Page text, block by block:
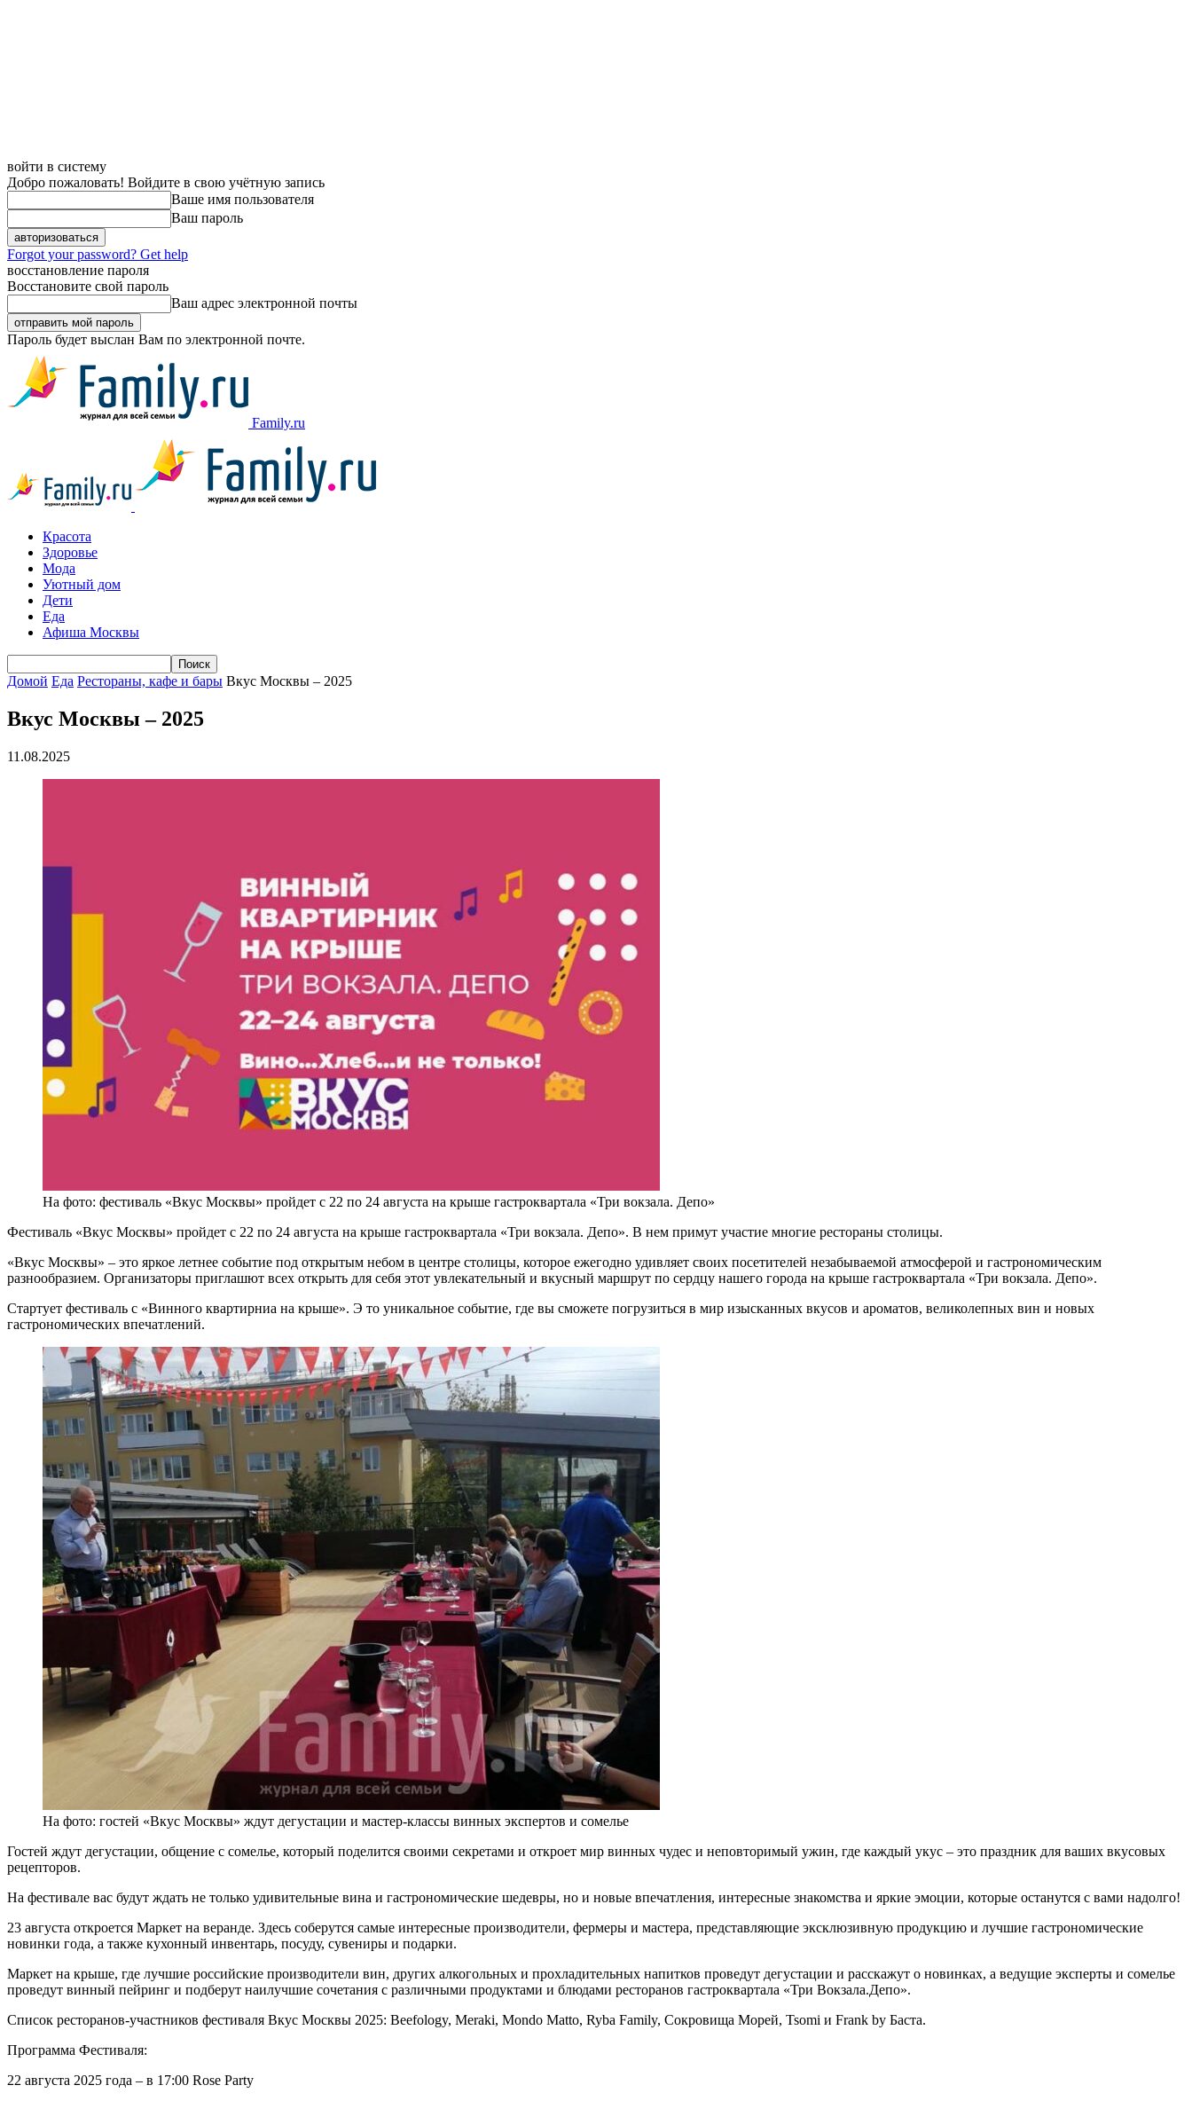
войти в систему
Добро пожаловать! Войдите в свою учётную запись
Ваше имя пользователя
Ваш пароль
Forgot your password? Get help
восстановление пароля
Восстановите свой пароль
Ваш адрес электронной почты
Пароль будет выслан Вам по электронной почте.
Family.ru
Красота
Здоровье
Мода
Уютный дом
Дети
Еда
Афиша Москвы
Домой Еда Рестораны, кафе и бары Вкус Москвы – 2025
Вкус Москвы – 2025
11.08.2025
На фото: фестиваль «Вкус Москвы» пройдет с 22 по 24 августа на крыше гастроквартала «Три вокзала. Депо»
Фестиваль «Вкус Москвы» пройдет с 22 по 24 августа на крыше гастроквартала «Три вокзала. Депо». В нем примут участие многие рестораны столицы.
«Вкус Москвы» – это яркое летнее событие под открытым небом в центре столицы, которое ежегодно удивляет своих посетителей незабываемой атмосферой и гастрономическим
разнообразием. Организаторы приглашют всех открыть для себя этот увлекательный и вкусный маршрут по сердцу нашего города на крыше гастроквартала «Три вокзала. Депо».
Стартует фестиваль с «Винного квартирниа на крыше». Э то уникальное событие, где вы сможете погрузиться в мир изысканных вкусов и ароматов, великолепных вин и новых
гастрономических впечатлений.
На фото: гостей «Вкус Москвы» ждут дегустации и мастер-классы винных экспертов и сомелье
Гостей ждут дегустации, общение с сомелье, который поделится своими секретами и откроет мир винных чудес и неповторимый ужин, где каждый укус – это праздник для ваших вкусовых
рецепторов.
На фестивале вас будут ждать не только удивительные вина и гастрономические шедевры, но и новые впечатления, интересные знакомства и яркие эмоции, которые останутся с вами надолго!
23 августа откроется Маркет на веранде. Здесь соберутся самые интересные производители, фермеры и мастера, представляющие эксклюзивную продукцию и лучшие гастрономические
новинки года, а также кухонный инвентарь, посуду, сувениры и подарки.
Маркет на крыше, где лучшие российские производители вин, других алкогольных и прохладительных напитков проведут дегустации и расскажут о новинках, а ведущие эксперты и сомелье
проведут винный пейринг и подберут наилучшие сочетания с различными продуктами и блюдами ресторанов гастроквартала «Три Вокзала.Депо».
Список ресторанов-участников фестиваля Вкус Москвы 2025: Beefology, Meraki, Mondo Matto, Ryba Family, Сокровища Морей, Tsomi и Frank by Баста.
Программа Фестиваля:
22 августа 2025 года – в 17:00 Rose Party